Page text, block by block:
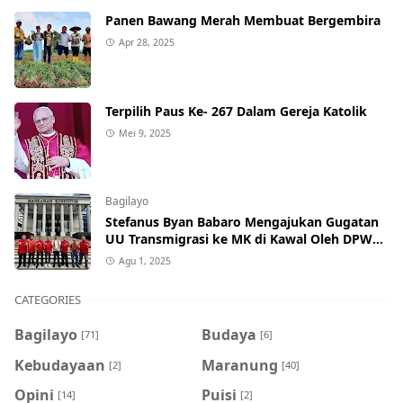
Panen Bawang Merah Membuat Bergembira
Apr 28, 2025
Terpilih Paus Ke- 267 Dalam Gereja Katolik
Mei 9, 2025
Bagilayo
Stefanus Byan Babaro Mengajukan Gugatan
UU Transmigrasi ke MK di Kawal Oleh DPW
TBBR Jakarta
Agu 1, 2025
CATEGORIES
Bagilayo [71] Budaya [6]
Kebudayaan [2] Maranung [40]
Opini [14] Puisi [2]